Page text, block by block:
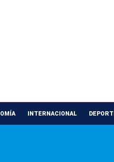
INTERNACIONAL